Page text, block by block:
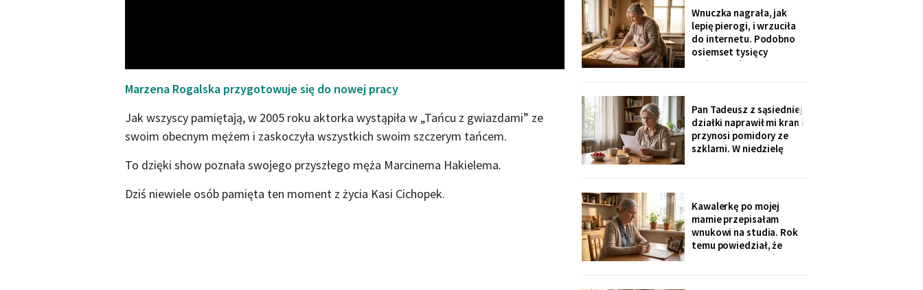
Marzena Rogalska przygotowuje się do nowej pracy
Jak wszyscy pamiętają, w 2005 roku aktorka wystąpiła w „Tańcu z gwiazdami” ze
swoim obecnym mężem i zaskoczyła wszystkich swoim szczerym tańcem.
To dzięki show poznała swojego przyszłego męża Marcinema Hakielema.
Dziś niewiele osób pamięta ten moment z życia Kasi Cichopek.
rozliczenie: „twoja
połowa za opiekunkę,
osiem tysięcy. Mama by
tak chciała".
Wnuczka nagrała, jak
lepię pierogi, i wrzuciła
do internetu. Podobno
osiemset tysięcy
wyświetleń - ludzie z
babcie. Córka obejrzała
dwa razy i powiedziała
tylko: „Mamo, mogłaś
chociaż zdjąć ten stary
fartuch".
Pan Tadeusz z sąsiedniej
działki naprawił mi kran i
przynosi pomidory ze
szklarni. W niedzielę
przyszłości". Syn położył
na stole kartkę z
punktami. Pierwszy
przeczytałam do góry
nogami
Kawalerkę po mojej
mamie przepisałam
wnukowi na studia. Rok
temu powiedział, że
musiał ją sprzedać, „bo